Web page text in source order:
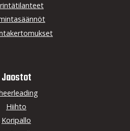
Jaostot
Hiihto
Koripallo